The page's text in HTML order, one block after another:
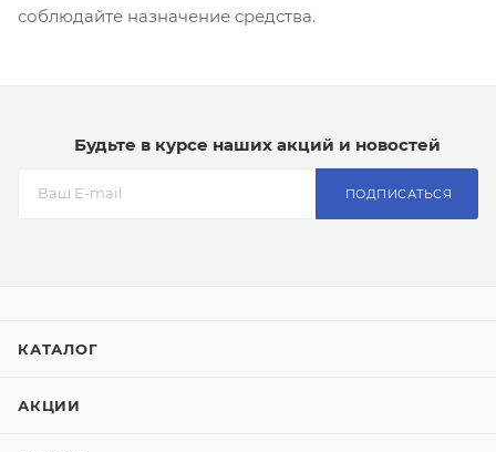
соблюдайте назначение средства.
Будьте в курсе наших акций и новостей
ПОДПИСАТЬСЯ
КАТАЛОГ
АКЦИИ